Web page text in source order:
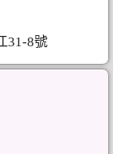
31-8號